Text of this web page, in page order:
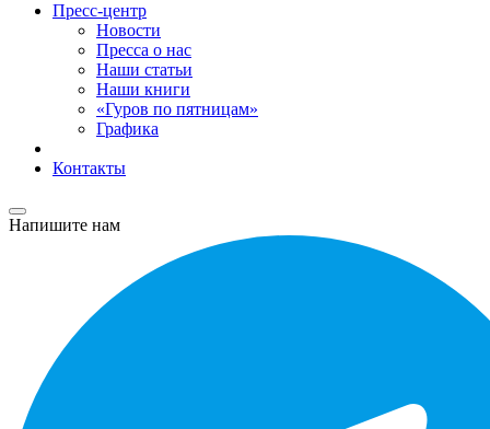
Пресс-центр
Новости
Пресса о нас
Наши статьи
Наши книги
«Гуров по пятницам»
Графика
Контакты
Напишите нам